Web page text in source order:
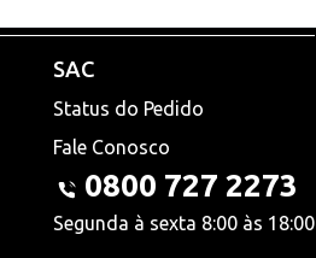
SAC
Status do Pedido
Fale Conosco
0800 727 2273
Segunda à sexta 8:00 às 18:00